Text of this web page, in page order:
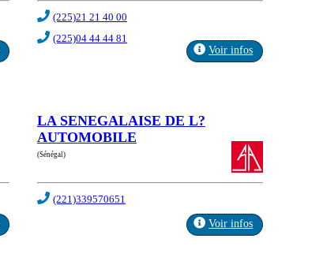
(225)21 21 40 00
(225)04 44 44 81
Voir infos
LA SENEGALAISE DE L?
AUTOMOBILE
(Sénégal)
(221)339570651
Voir infos